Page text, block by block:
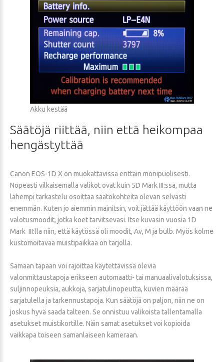
Akku kestää
Säätöjä riittää, niin että heikompaa
hengästyttää
Canon EOS-1D X on muokattavissa erittäin monipuolisesti.
Nopeasti vilkaisemalla valikot ovat kuin 5D Mark III:ssa, mutta
lähempi tarkastelu osoittaa säätökohteita olevan selvästi
enemmän. Kuten jo aiemmin mainitsin, voit jättää käyttöön vaan ne
valotusmoodit, jotka koet tarvitsevasi. Itse kuvasin vuosia 1D
Mark III:lla niin, että käytössä oli moodit, Av, M ja bulb. Myös kolme
kustomoitavaa muistipaikkaa on tarjolla.
Samaan tapaan voi rajoittaa käytettävissä olevia
valonmittaustapoja erikseen automaatti- tai manuaalivalotuksissa,
suljinnopeuksia, aukkoja, sarjatulinopeutta, kuvien määrää
sarjatulella ja tarkennustapoja. Kun säätöjä on paljon, niin ne on
joskus hyvä saada talteen. Se onnistuu valikoista tallentamalla
asetukset muistikortille. Näin samat asetukset voi kopioida
vaikkapa toiseen samanlaiseen kameraan.